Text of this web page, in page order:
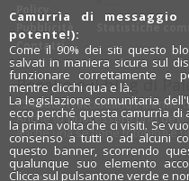
Policy
Pubblicità
Contatti
Statistiche
Rosalio è il blog di
754 autoriraccontano Palermo
Anche tu puoi essere uno degli
anche una sezionefotobloge
Rosalio.it
Camurrìa di
potente!):
Come il 90% dei siti questo
salvati in maniera sicura sul
funzionare correttamente e
mentre clicchi qua e là.
La legislazione comunitaria
ecco perché questa camurrìa
la prima volta che ci visiti. Se
consenso a tutti o ad alcuni
questo banner, scorrendo
qualunque suo elemento
Clicca sul pulsantone verde e